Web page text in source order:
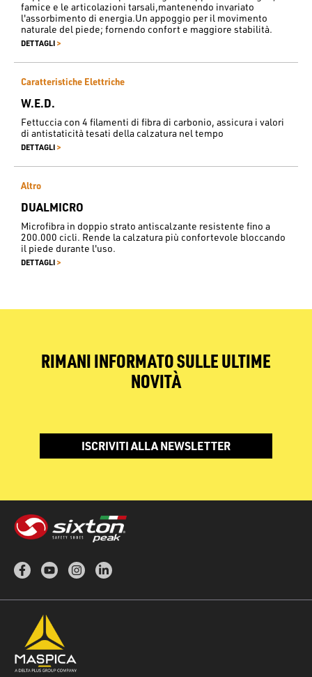
famice e le articolazioni tarsali,mantenendo invariato
l'assorbimento di energia.Un appoggio per il movimento
naturale del piede; fornendo confort e maggiore stabilità.
DETTAGLI >
Caratteristiche Elettriche
W.E.D.
Fettuccia con 4 filamenti di fibra di carbonio, assicura i valori
di antistaticità tesati della calzatura nel tempo
DETTAGLI >
Altro
DUALMICRO
Microfibra in doppio strato antiscalzante resistente fino a
200.000 cicli. Rende la calzatura più confortevole bloccando
il piede durante l'uso.
DETTAGLI >
RIMANI INFORMATO SULLE ULTIME
NOVITÀ
ISCRIVITI ALLA NEWSLETTER